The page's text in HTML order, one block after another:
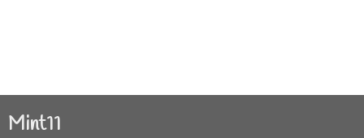
Mint11